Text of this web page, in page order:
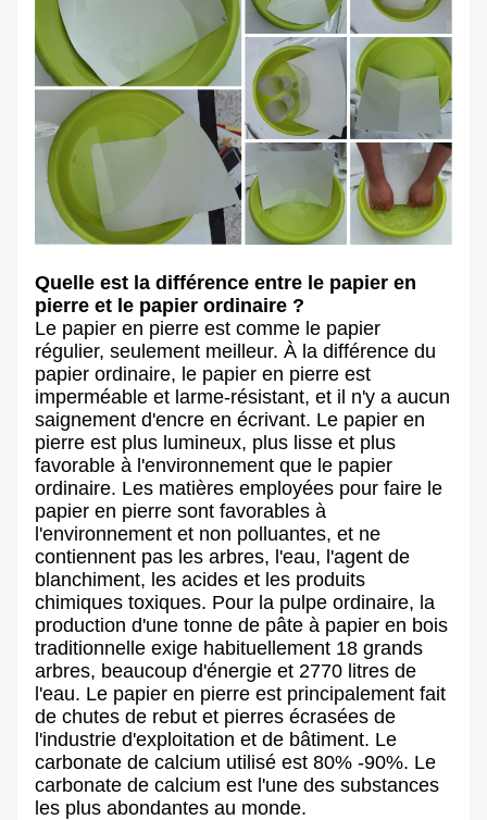
Quelle est la différence entre le papier en
pierre et le papier ordinaire ?
Le papier en pierre est comme le papier
régulier, seulement meilleur. À la différence du
papier ordinaire, le papier en pierre est
imperméable et larme-résistant, et il n'y a aucun
saignement d'encre en écrivant. Le papier en
pierre est plus lumineux, plus lisse et plus
favorable à l'environnement que le papier
ordinaire. Les matières employées pour faire le
papier en pierre sont favorables à
l'environnement et non polluantes, et ne
contiennent pas les arbres, l'eau, l'agent de
blanchiment, les acides et les produits
chimiques toxiques. Pour la pulpe ordinaire, la
production d'une tonne de pâte à papier en bois
traditionnelle exige habituellement 18 grands
arbres, beaucoup d'énergie et 2770 litres de
l'eau. Le papier en pierre est principalement fait
de chutes de rebut et pierres écrasées de
l'industrie d'exploitation et de bâtiment. Le
carbonate de calcium utilisé est 80% -90%. Le
carbonate de calcium est l'une des substances
les plus abondantes au monde.